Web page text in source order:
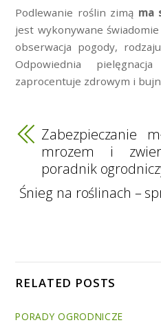
Podlewanie roślin zimą ma
jest wykonywane
obserwacja pogody,
Odpowiednia
zaprocentuje zdrowym i
Zabezpieczanie
mrozem i
poradnik
Śnieg na roślinach –
RELATED POSTS
PORADY OGRODNICZE